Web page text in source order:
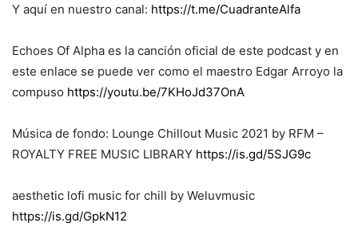
Y aquí en nuestro canal: https://t.me/CuadranteAlfa
Echoes Of Alpha es la canción oficial de este podcast y en
este enlace se puede ver como el maestro Edgar Arroyo la
compuso https://youtu.be/7KHoJd37OnA
Música de fondo: Lounge Chillout Music 2021 by RFM –
ROYALTY FREE MUSIC LIBRARY https://is.gd/5SJG9c
aesthetic lofi music for chill by Weluvmusic
https://is.gd/GpkN12